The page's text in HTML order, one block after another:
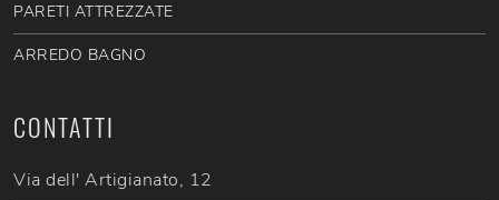
PARETI ATTREZZATE
ARREDO BAGNO
CONTATTI
Via dell' Artigianato, 12